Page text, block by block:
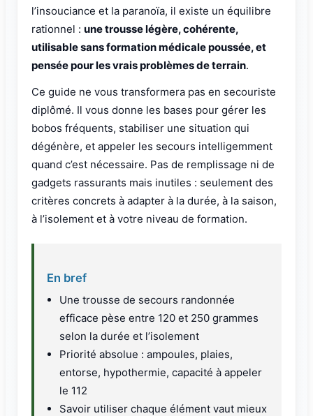
l’insouciance et la paranoïa, il existe un équilibre
rationnel : une trousse légère, cohérente,
utilisable sans formation médicale poussée, et
pensée pour les vrais problèmes de terrain.
Ce guide ne vous transformera pas en secouriste
diplômé. Il vous donne les bases pour gérer les
bobos fréquents, stabiliser une situation qui
dégénère, et appeler les secours intelligemment
quand c’est nécessaire. Pas de remplissage ni de
gadgets rassurants mais inutiles : seulement des
critères concrets à adapter à la durée, à la saison,
à l’isolement et à votre niveau de formation.
En bref
Une trousse de secours randonnée
efficace pèse entre 120 et 250 grammes
selon la durée et l’isolement
Priorité absolue : ampoules, plaies,
entorse, hypothermie, capacité à appeler
le 112
Savoir utiliser chaque élément vaut mieux